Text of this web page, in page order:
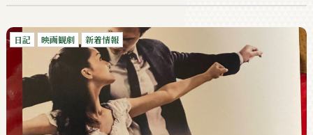
日記 映画観劇 新着情報